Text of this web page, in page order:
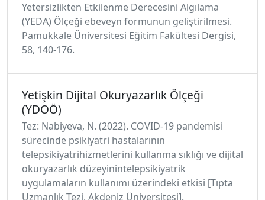
Yetersizlikten Etkilenme Derecesini Algılama
(YEDA) Ölçeği ebeveyn formunun geliştirilmesi.
Pamukkale Üniversitesi Eğitim Fakültesi Dergisi,
58, 140-176.
Yetişkin Dijital Okuryazarlık Ölçeği
(YDOÖ)
Tez: Nabiyeva, N. (2022). COVID-19 pandemisi
sürecinde psikiyatri hastalarının
telepsikiyatrihizmetlerini kullanma sıklığı ve dijital
okuryazarlık düzeyinintelepsikiyatrik
uygulamaların kullanımı üzerindeki etkisi [Tıpta
Uzmanlık Tezi, Akdeniz Üniversitesi].